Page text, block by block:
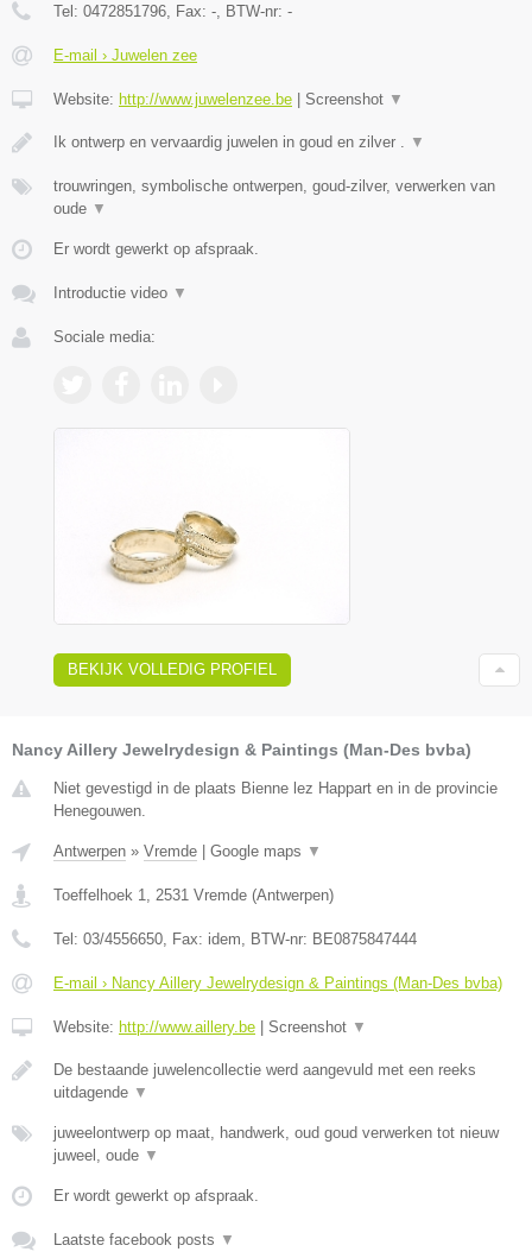
Tel: 0472851796 , Fax: - , BTW-nr: -
E-mail › Juwelen zee
Website: http://www.juwelenzee.be | Screenshot ▼
Ik ontwerp en vervaardig juwelen in goud en zilver . ▼
trouwringen, symbolische ontwerpen, goud-zilver, verwerken van
oude ▼
Er wordt gewerkt op afspraak.
Introductie video ▼
Sociale media:
BEKIJK VOLLEDIG PROFIEL
Nancy Aillery Jewelrydesign & Paintings (Man-Des bvba)
Niet gevestigd in de plaats Bienne lez Happart en in de provincie
Henegouwen.
Antwerpen » Vremde Google maps ▼
Toeffelhoek 1, 2531 Vremde (Antwerpen)
Tel: 03/4556650, Fax: idem, BTW-nr: BE0875847444
E-mail › Nancy Aillery Jewelrydesign & Paintings (Man-Des bvba)
Website: http://www.aillery.be Screenshot ▼
De bestaande juwelencollectie werd aangevuld met een reeks
uitdagende ▼
juweelontwerp op maat, handwerk, oud goud verwerken tot nieuw
juweel, oude ▼
Er wordt gewerkt op afspraak.
Laatste facebook posts ▼